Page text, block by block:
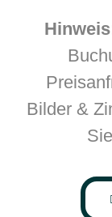
Bilder &